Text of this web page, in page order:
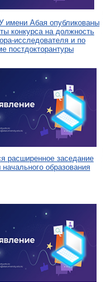
имени Абая опубликованы
конкурса на должность
исследователя и по
постдокторантуры
расширенное заседание
образования